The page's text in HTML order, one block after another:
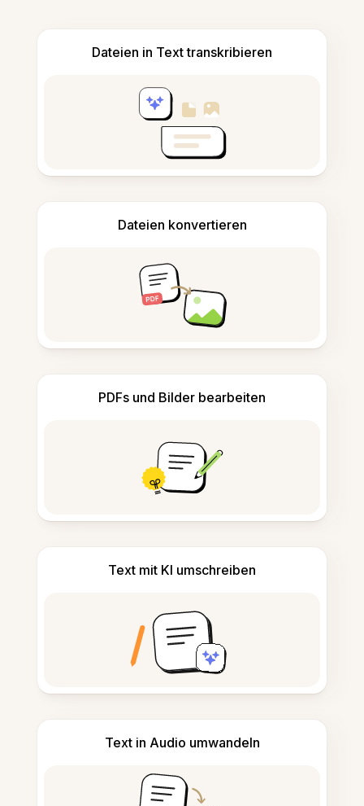
Dateien in Text transkribieren
Dateien konvertieren
PDFs und Bilder bearbeiten
Text mit KI umschreiben
Text in Audio umwandeln